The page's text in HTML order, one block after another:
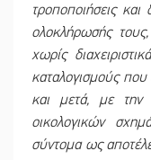
τροποποιήσεις
ολοκλήρωσής
χωρίς
καταλογισμούς
και μετά, με
οικολογικών
σύντομα ως